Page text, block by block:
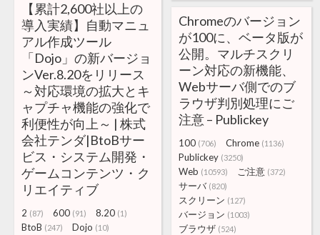
【累計2,600社以上の
導入実績】自動マニュ
アル作成ツール
「Dojo」の新バージョ
ンVer.8.20をリリース
～対応環境の拡大とキ
ャプチャ機能の強化で
利便性が向上～ | 株式
会社テンダ|BtoBサー
ビス・システム開発・
ゲームコンテンツ・ク
リエイティブ
2 (87) 600 (91) 8.20 (1)
BtoB (247) Dojo (10)
Chromeのバージョン
が100に、ベータ版が
公開。マルチスクリ
ーン対応の新機能、
Webサーバ側でのブ
ラウザ判別処理にご
注意 – Publickey
100 (706) Chrome (1136)
Publickey (3250)
Web (10593) ご注意 (372)
サーバ (820)
スクリーン (127)
バージョン (1003)
ブラウザ (524)